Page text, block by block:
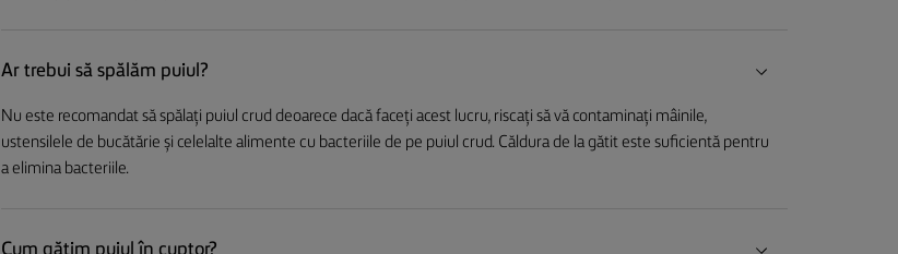
Ar trebui să spălăm puiul?
Nu este recomandat să spălați puiul crud deoarece dacă faceți acest lucru, riscați să vă contaminați mâinile,
ustensilele de bucătărie și celelalte alimente cu bacteriile de pe puiul crud. Căldura de la gătit este suficientă pentru
a elimina bacteriile.
Cum gătim puiul în cuptor?